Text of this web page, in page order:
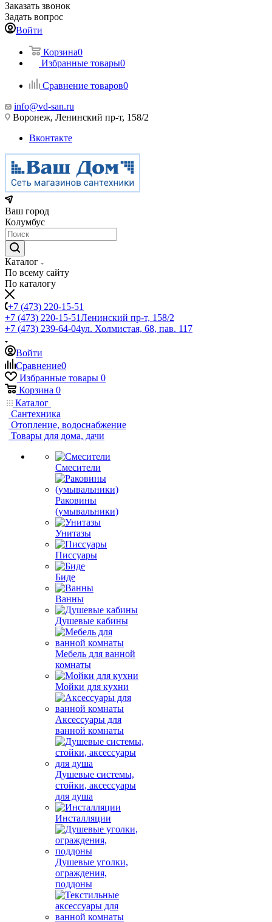
Заказать звонок
Задать вопрос
Войти
Корзина0
Избранные товары0
Сравнение товаров0
info@vd-san.ru
Воронеж, Ленинский пр-т, 158/2
Вконтакте
Ваш город
Колумбус
Каталог
По всему сайту
По каталогу
+7 (473) 220-15-51
+7 (473) 220-15-51Ленинский пр-т, 158/2
+7 (473) 239-64-04ул. Холмистая, 68, пав. 117
Войти
Сравнение0
Избранные товары 0
Корзина 0
Каталог
Сантехника
Отопление, водоснабжение
Товары для дома, дачи
Смесители
Раковины
(умывальники)
Унитазы
Писсуары
Биде
Ванны
Душевые кабины
Мебель для ванной
комнаты
Мойки для кухни
Аксессуары для
ванной комнаты
Душевые системы,
стойки, аксессуары
для душа
Инсталляции
Душевые уголки,
ограждения,
поддоны